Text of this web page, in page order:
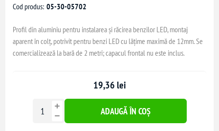
Cod produs: 05-30-05702
Profil din aluminiu pentru instalarea și răcirea benzilor LED, montaj
aparent în colț, potrivit pentru benzi LED cu lățime maximă de 12mm. Se
comercializează la bară de 2 metri; capacul frontal nu este inclus.
19,36 lei
ADAUGĂ ÎN COȘ